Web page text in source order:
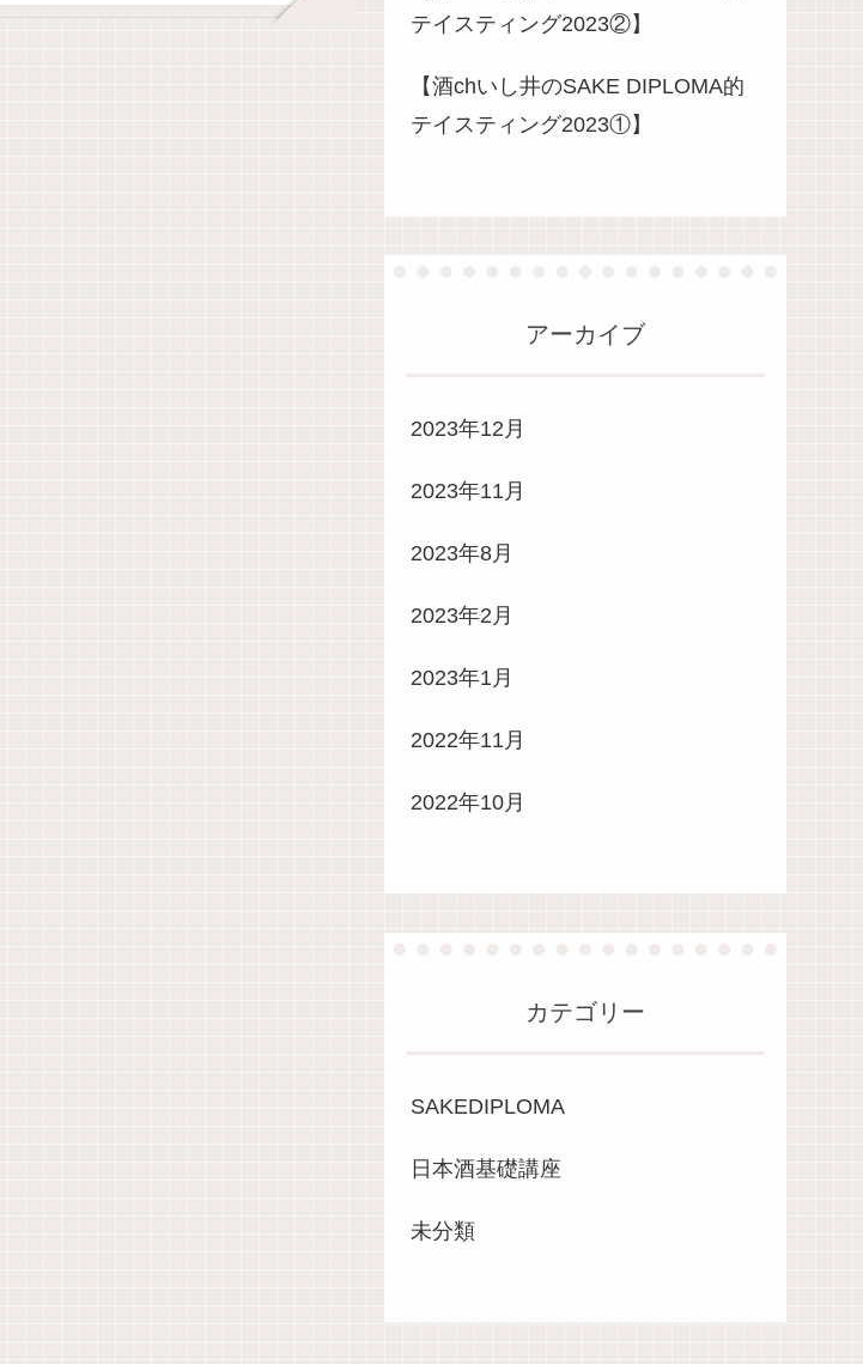
テイスティング2023②】
【酒chいし井のSAKE DIPLOMA的
テイスティング2023①】
アーカイブ
2023年12月
2023年11月
2023年8月
2023年2月
2023年1月
2022年11月
2022年10月
カテゴリー
SAKEDIPLOMA
日本酒基礎講座
未分類